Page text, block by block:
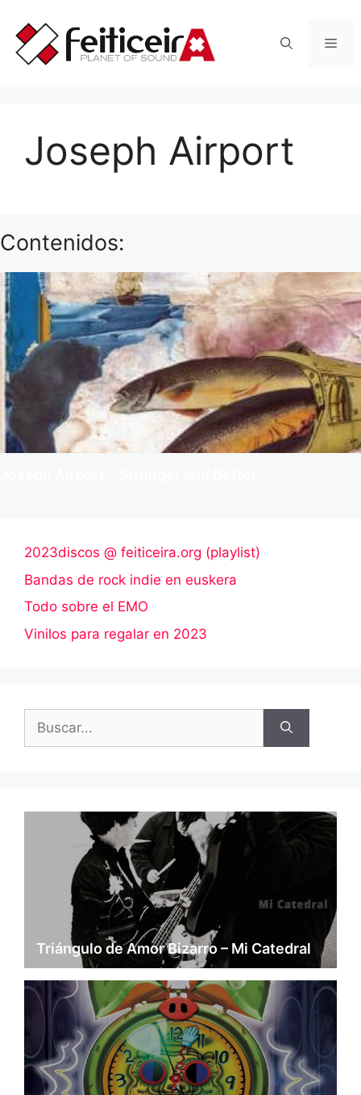
contenido
Joseph Airport
Contenidos:
2023discos @ feiticeira.org (playlist)
Bandas de rock indie en euskera
Todo sobre el EMO
Vinilos para regalar en 2023
Triángulo de Amor Bizarro – Mi Catedral